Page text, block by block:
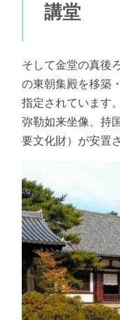
講堂
そして金堂の真後
の東朝集殿を移築
指定されています
弥勒如来坐像、持
要文化財）が安置